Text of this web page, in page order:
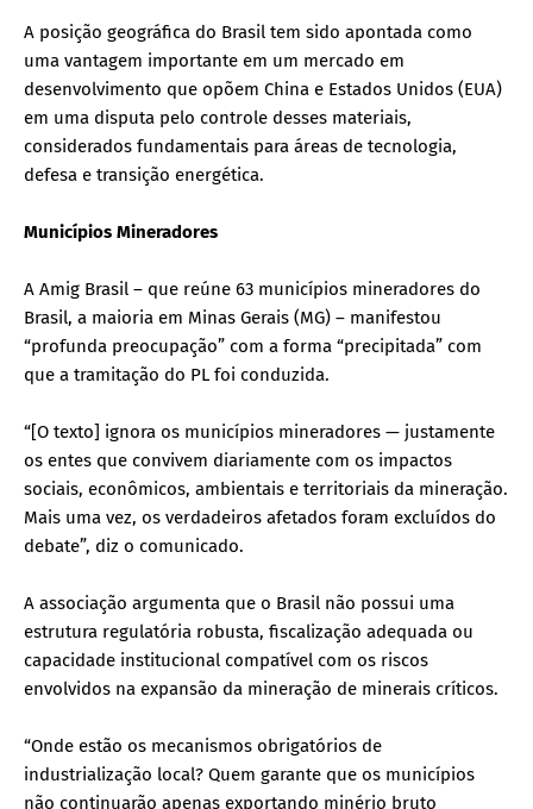
A posição geográfica do Brasil tem sido apontada como
uma vantagem importante em um mercado em
desenvolvimento que opõem China e Estados Unidos (EUA)
em uma disputa pelo controle desses materiais,
considerados fundamentais para áreas de tecnologia,
defesa e transição energética.
Municípios Mineradores
A Amig Brasil – que reúne 63 municípios mineradores do
Brasil, a maioria em Minas Gerais (MG) – manifestou
“profunda preocupação” com a forma “precipitada” com
que a tramitação do PL foi conduzida.
“[O texto] ignora os municípios mineradores — justamente
os entes que convivem diariamente com os impactos
sociais, econômicos, ambientais e territoriais da mineração.
Mais uma vez, os verdadeiros afetados foram excluídos do
debate”, diz o comunicado.
A associação argumenta que o Brasil não possui uma
estrutura regulatória robusta, fiscalização adequada ou
capacidade institucional compatível com os riscos
envolvidos na expansão da mineração de minerais críticos.
“Onde estão os mecanismos obrigatórios de
industrialização local? Quem garante que os municípios
não continuarão apenas exportando minério bruto